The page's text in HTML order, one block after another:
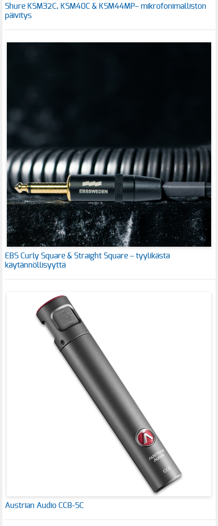
Shure KSM32C, KSM40C & KSM44MP– mikrofonimalliston
päivitys
EBS Curly Square & Straight Square – tyylikästä
käytännöllisyyttä
Austrian Audio CC8-SC